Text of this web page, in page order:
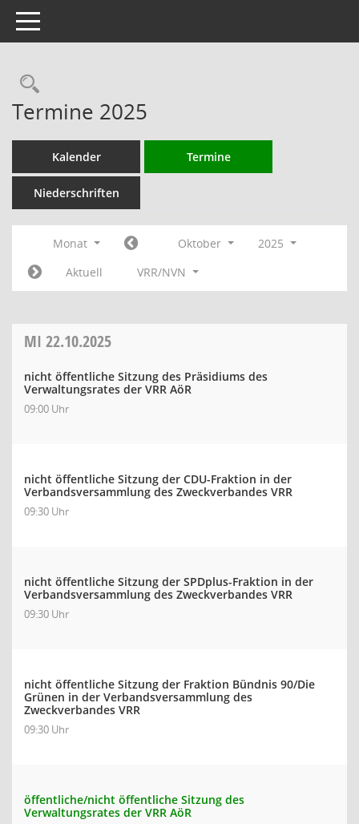
Toggle navigation
Rechercheauswahl
Termine 2025
Kalender Termine
Niederschriften
Monat Oktober
2025
Aktuell
VRR/NVN
MI 22.10.2025
nicht öffentliche Sitzung des Präsidiums des
Verwaltungsrates der VRR AöR
09:00 Uhr
nicht öffentliche Sitzung der CDU-Fraktion in der
Verbandsversammlung des Zweckverbandes VRR
09:30 Uhr
nicht öffentliche Sitzung der SPDplus-Fraktion in der
Verbandsversammlung des Zweckverbandes VRR
09:30 Uhr
nicht öffentliche Sitzung der Fraktion Bündnis 90/Die
Grünen in der Verbandsversammlung des
Zweckverbandes VRR
09:30 Uhr
öffentliche/nicht öffentliche Sitzung des
Verwaltungsrates der VRR AöR